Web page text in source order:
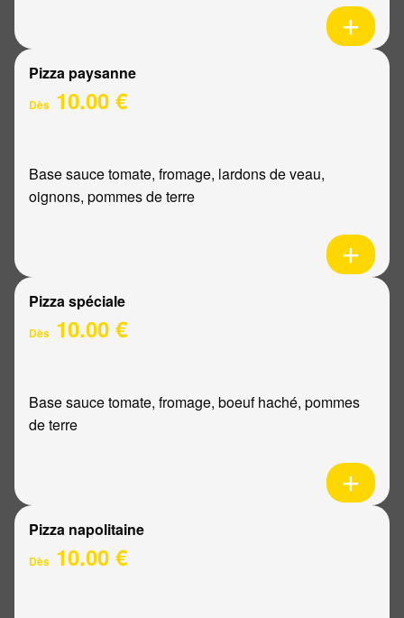
Pizza paysanne
Dès 10.00 €
Base sauce tomate, fromage, lardons de veau,
oignons, pommes de terre
Pizza spéciale
Dès 10.00 €
Base sauce tomate, fromage, boeuf haché, pommes
de terre
Pizza napolitaine
Dès 10.00 €